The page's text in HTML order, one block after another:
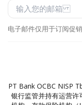
电子邮件仅用于订阅促
PT Bank OCBC NISP
银行监管并持有运营许